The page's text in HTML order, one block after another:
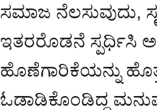
ಸಮಾಜ ನೆಲಸುವುದು,
ಇತರರೊಡನೆ ಸ್ಪರ್ಧಿಸಿ
ಹೊಣೆಗಾರಿಕೆಯನ್ನು
ಓಡಾಡಿಕೊಂಡಿದ್ದ